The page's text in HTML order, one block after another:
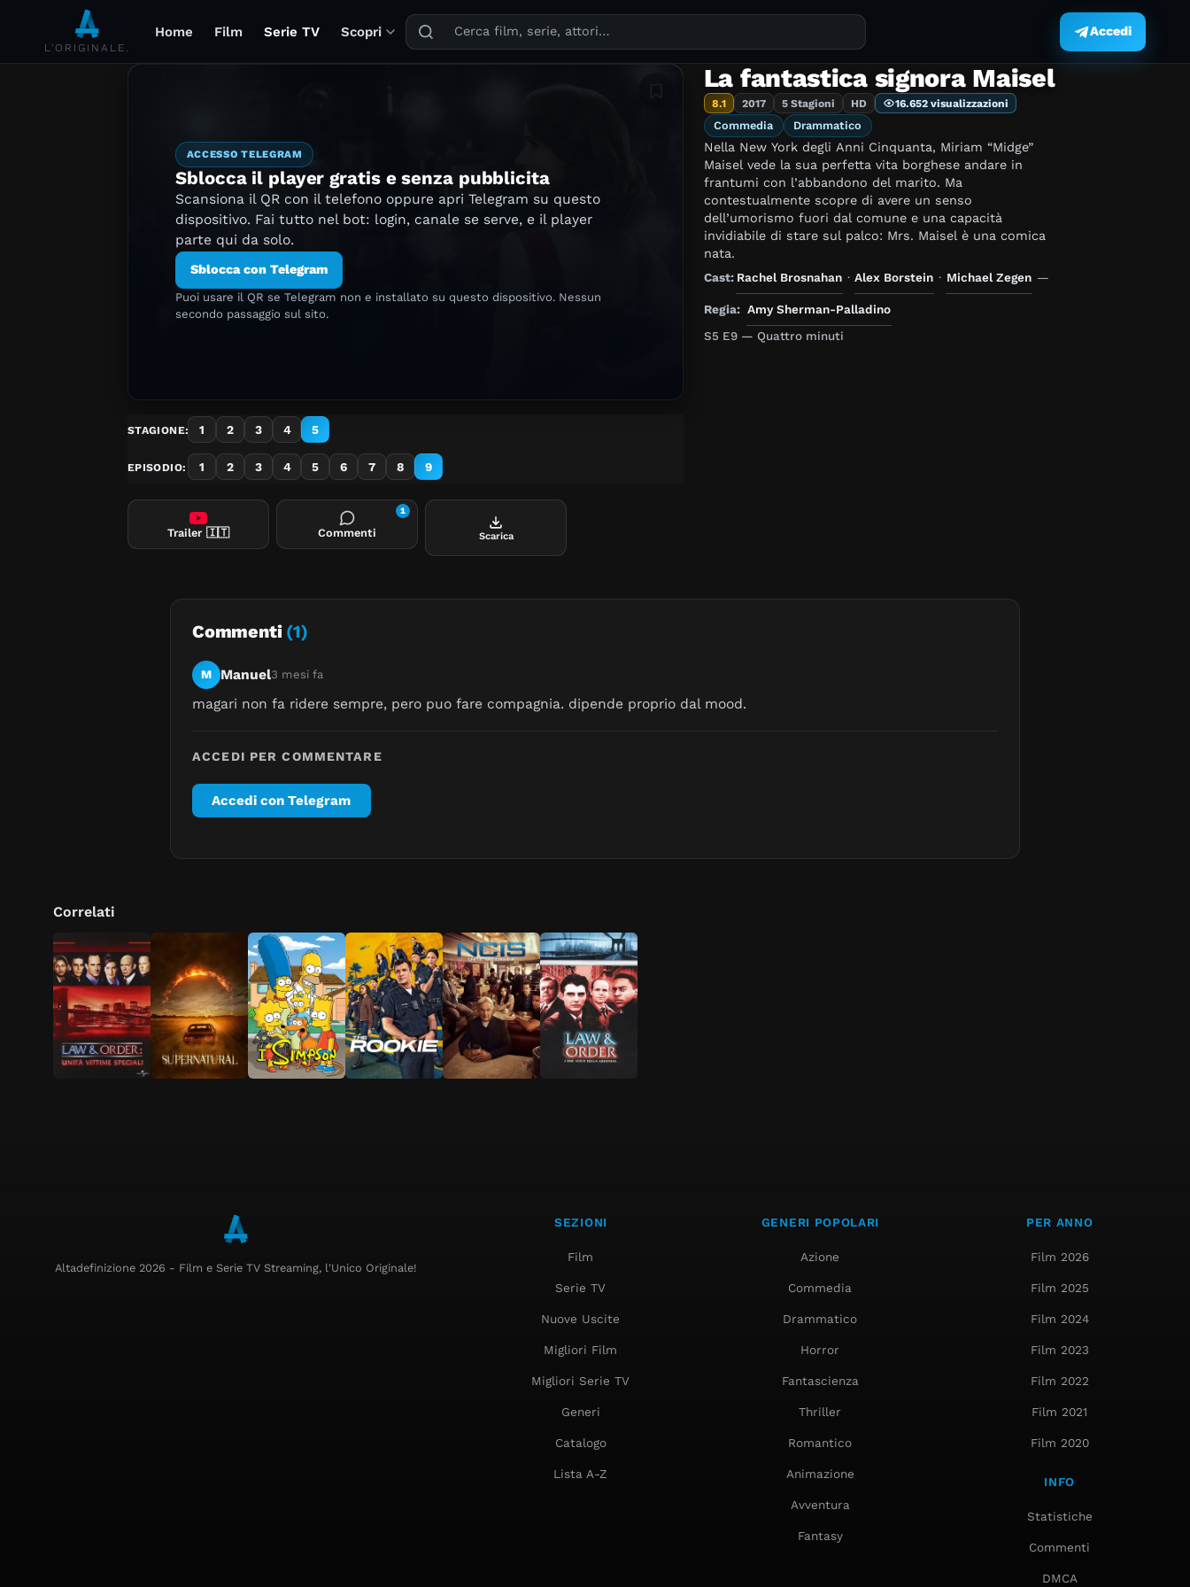
L'ORIGINALE.
Home Film Serie TV Scopri
Puoi cercare film, serie TV, attori, registi, generi e temi.
Accedi
ACCESSO TELEGRAM
Sblocca il player gratis e senza pubblicita
Scansiona il QR con il telefono oppure apri Telegram su questo
dispositivo. Fai tutto nel bot: login, canale se serve, e il player
parte qui da solo.
Sblocca con Telegram
Puoi usare il QR se Telegram non e installato su questo dispositivo. Nessun
secondo passaggio sul sito.
Aggiungi in lista
STAGIONE: 1 2 3 4 5
EPISODIO: 1 2 3 4 5 6 7 8 9
La fantastica signora Maisel
8.1 2017 5 Stagioni HD 16.652 visualizzazioni
Commedia Drammatico
Nella New York degli Anni Cinquanta, Miriam “Midge”
Maisel vede la sua perfetta vita borghese andare in
frantumi con l’abbandono del marito. Ma
contestualmente scopre di avere un senso
dell’umorismo fuori dal comune e una capacità
invidiabile di stare sul palco: Mrs. Maisel è una comica
nata.
Cast: Rachel Brosnahan · Alex Borstein · Michael Zegen —
Regia: Amy Sherman-Palladino
S5 E9 — Quattro minuti
Trailer 🇮🇹 Commenti
1
Scarica
Commenti (1)
M Manuel3 mesi fa
magari non fa ridere sempre, pero puo fare compagnia. dipende proprio dal mood.
ACCEDI PER COMMENTARE
Accedi con Telegram
Correlati
Altadefinizione 2026 - Film e Serie TV Streaming, l'Unico Originale!
SEZIONI
Film
Serie TV
Nuove Uscite
Migliori Film
Migliori Serie TV
Generi
Catalogo
Lista A-Z
GENERI POPOLARI
Azione
Commedia
Drammatico
Horror
Fantascienza
Thriller
Romantico
Animazione
Avventura
Fantasy
PER ANNO
Film 2026
Film 2025
Film 2024
Film 2023
Film 2022
Film 2021
Film 2020
INFO
Statistiche
Commenti
DMCA